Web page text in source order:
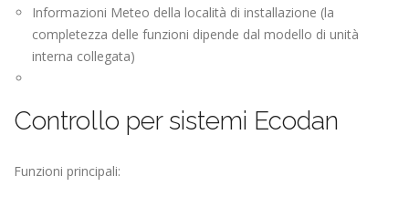
Informazioni Meteo della località di installazione (la
completezza delle funzioni dipende dal modello di unità
interna collegata)
Controllo per sistemi Ecodan
Funzioni principali: